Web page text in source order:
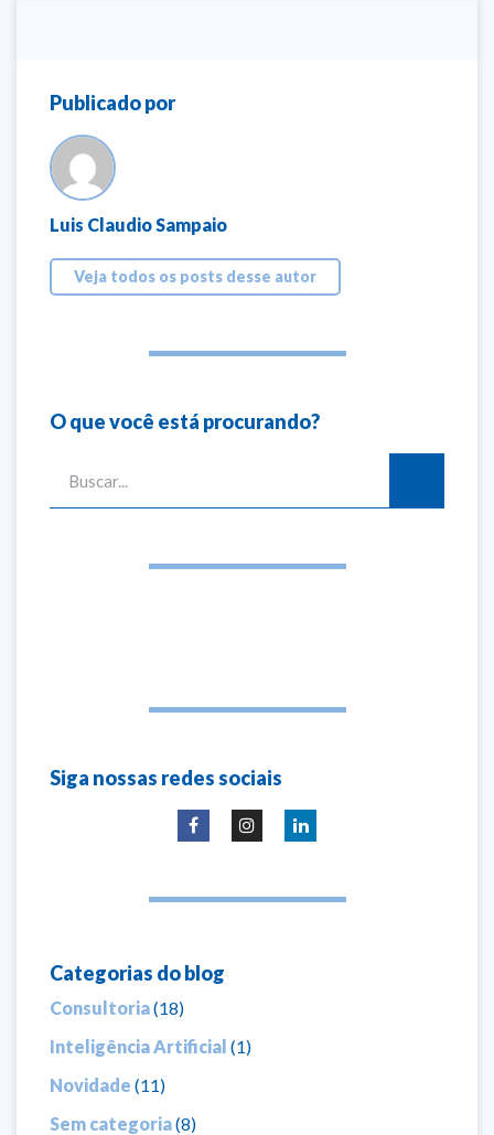
Publicado por
Luis Claudio Sampaio
Veja todos os posts desse autor
O que você está procurando?
Siga nossas redes sociais
Categorias do blog
Consultoria(18)
Inteligência Artificial (1)
Novidade (11)
Sem categoria(8)